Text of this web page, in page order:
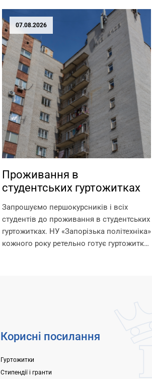
07.08.2026
Проживання в
студентських гуртожитках
Запрошуємо першокурсників і всіх
студентів до проживання в студентських
гуртожитках. НУ «Запорізька політехніка»
кожного року ретельно готує гуртожитки
Корисні посилання
Гуртожитки
Стипендії і гранти